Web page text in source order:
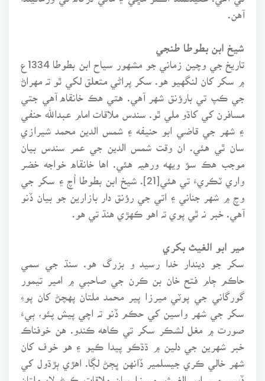
آهن.
شيخ ابن بطوطا طنجي
۾ سکر کان لنگهيو هو. سکر پراڻي متعلق لکي ٿو تہ مهراڻ
جي ڪپ تي بارؤنق شهر آهي. هتي هڪ خانقاه آهي جتي
مسافرن کي کاڌو ملي ٿو. سندس ملاقات امام عبدالله حنفي
۽ شهر جي قاضي ابو حنيفه ۽ شمس الدين محمد شيرازي
سان ٿي هئي. ان وقت شمس الدين جي عمر سندس بيان
موجب هڪ سؤ ويهه ورهيہ هئي. اها خانقاه خواجه خضر
واري ٽڪريءَ تي هئي[21]. شيخ ابن بطوطا اُچ ۽ سکر جي
وچ ۾ شهر جناني ۽ اتي جي رؤنق دار بازارين جو بيان ڏنو
آهي. خبر نہ ٿي پوي تہ اهو ڪهڙي هنڌ تي هو.
مير ابو الغيث بکري
سکر جو ديندار خدا رسيد و بزرگ هو. سنڌ جي سمي
حاڪم ڄام فتح خان بن ڪرن جي صاحبي ۾ امير تيمور
گورگاني جي پوٽي ميرزا پير محمد ملتان پهچڻ کان پوءِ
سکر جي شهر واسين کي حڪم ڏنو تہ اچي پيش پئو، ٻيءَ
صورت ۾ مغل لشڪر سکر تي ڪاهه ڪندو. هن خوفناڪ
خبر شهرين جي دلين ۾ ڌڌڪو پيدا ڪيو ۽ هو خوف کان
شهر خالي ڪري جيسلمير ڏانهن ڀڄڻ لڳا. اهڙي ٻڙڌول کي
ڏسي مير ابو الغيث، ميرزا سان ملاقات ڪرڻ لاءِ ملتان